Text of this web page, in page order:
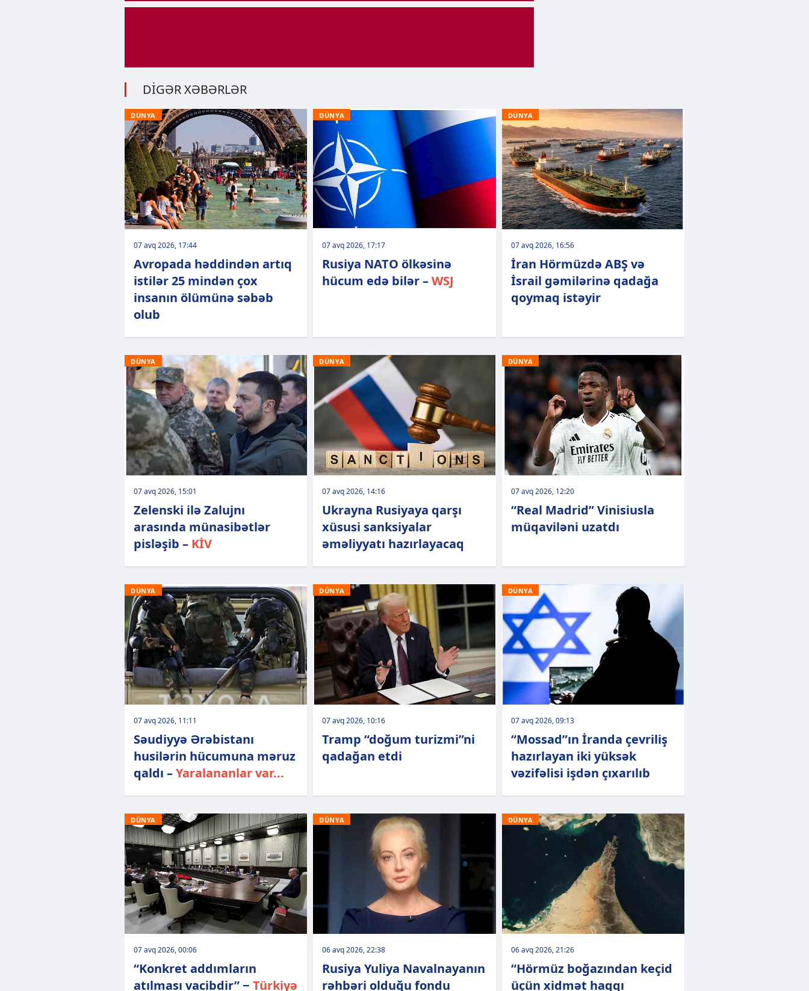
DİGƏR XƏBƏRLƏR
DÜNYA
07 avq 2026, 17:44
Avropada həddindən artıq
istilər 25 mindən çox
insanın ölümünə səbəb
olub
DÜNYA
07 avq 2026, 17:17
Rusiya NATO ölkəsinə
hücum edə bilər –WSJ
DÜNYA
07 avq 2026, 16:56
İran Hörmüzdə ABŞ və
İsrail gəmilərinə qadağa
qoymaq istəyir
DÜNYA
07 avq 2026, 15:01
Zelenski ilə Zalujnı
arasında münasibətlər
pisləşib – KİV
DÜNYA
07 avq 2026, 14:16
Ukrayna Rusiyaya qarşı
xüsusi sanksiyalar
əməliyyatı hazırlayacaq
DÜNYA
07 avq 2026, 12:20
“Real Madrid” Vinisiusla
müqaviləni uzatdı
DÜNYA
07 avq 2026, 11:11
Səudiyyə Ərəbistanı
husilərin hücumuna məruz
qaldı –Yaralananlar var...
DÜNYA
07 avq 2026, 10:16
Tramp “doğum turizmi”ni
qadağan etdi
DÜNYA
07 avq 2026, 09:13
“Mossad”ın İranda çevriliş
hazırlayan iki yüksək
vəzifəlisi işdən çıxarılıb
DÜNYA
07 avq 2026, 00:06
“Konkret addımların
atılması vacibdir” − Türkiyə
DÜNYA
06 avq 2026, 22:38
Rusiya Yuliya Navalnayanın
rəhbəri olduğu fondu
DÜNYA
06 avq 2026, 21:26
“Hörmüz boğazından keçid
üçün xidmət haqqı